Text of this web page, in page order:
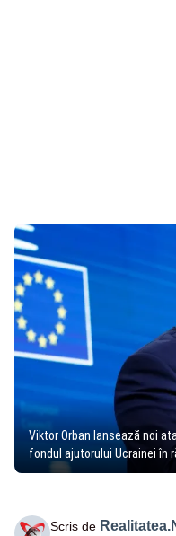
Viktor Orban lansează noi
fondul ajutorului Ucrainei în
Scris de